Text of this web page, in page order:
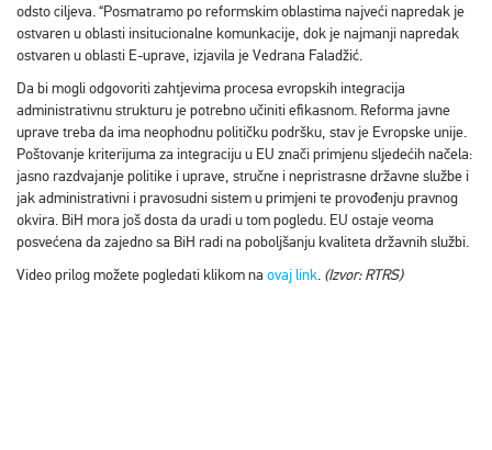
odsto ciljeva. “Posmatramo po reformskim oblastima najveći napredak je
ostvaren u oblasti insitucionalne komunkacije, dok je najmanji napredak
ostvaren u oblasti E-uprave, izjavila je Vedrana Faladžić.
Da bi mogli odgovoriti zahtjevima procesa evropskih integracija
administrativnu strukturu je potrebno učiniti efikasnom. Reforma javne
uprave treba da ima neophodnu političku podršku, stav je Evropske unije.
Poštovanje kriterijuma za integraciju u EU znači primjenu sljedećih načela:
jasno razdvajanje politike i uprave, stručne i nepristrasne državne službe i
jak administrativni i pravosudni sistem u primjeni te provođenju pravnog
okvira. BiH mora još dosta da uradi u tom pogledu. EU ostaje veoma
posvećena da zajedno sa BiH radi na poboljšanju kvaliteta državnih službi.
Video prilog možete pogledati klikom na ovaj link. (Izvor: RTRS)